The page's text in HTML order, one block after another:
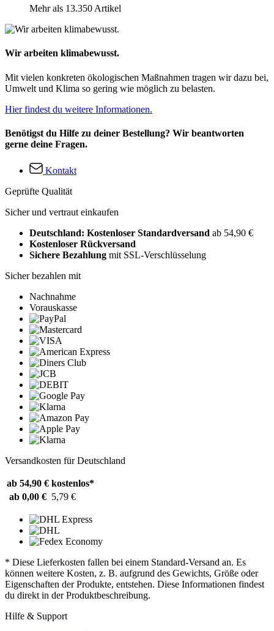
Mehr als 13.350 Artikel
Wir arbeiten klimabewusst.
Mit vielen konkreten ökologischen Maßnahmen tragen wir dazu bei,
Umwelt und Klima so gering wie möglich zu belasten.
Hier findest du weitere Informationen.
Benötigst du Hilfe zu deiner Bestellung? Wir beantworten
gerne deine Fragen.
Kontakt
Geprüfte Qualität
Sicher und vertraut einkaufen
Deutschland: Kostenloser Standardversand ab 54,90 €
Kostenloser Rückversand
Sichere Bezahlung mit SSL-Verschlüsselung
Sicher bezahlen mit
Nachnahme
Vorauskasse
Versandkosten für Deutschland
ab 54,90 € kostenlos*
ab 0,00 € 5,79 €
* Diese Lieferkosten fallen bei einem Standard-Versand an. Es
können weitere Kosten, z. B. aufgrund des Gewichts, Größe oder
Eigenschaften der Produkte, entstehen. Diese Informationen findest
du direkt in der Produktbeschreibung.
Hilfe & Support